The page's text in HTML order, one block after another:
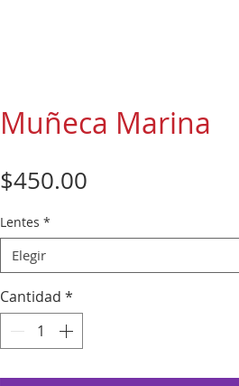
Muñeca Marina
$450.00Precio
Lentes *
Elegir
Cantidad *